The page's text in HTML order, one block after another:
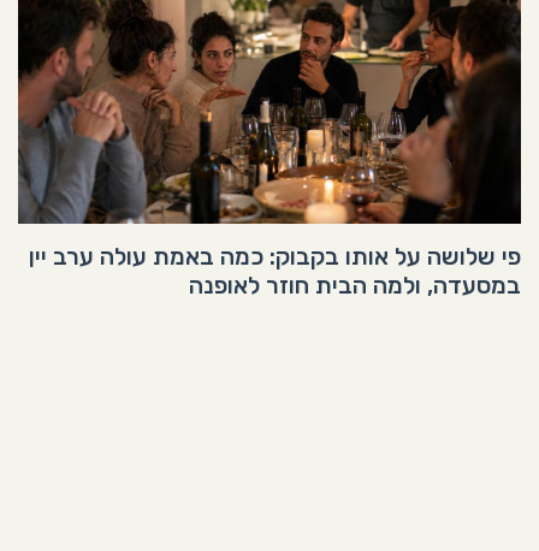
פי שלושה על אותו בקבוק: כמה באמת עולה ערב יין
במסעדה, ולמה הבית חוזר לאופנה